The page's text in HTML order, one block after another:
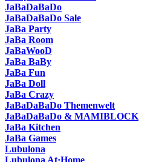
JaBaDaBaDo
JaBaDaBaDo Sale
JaBa Party
JaBa Room
JaBaWooD
JaBa BaBy
JaBa Fun
JaBa Doll
JaBa Crazy
JaBaDaBaDo Themenwelt
JaBaDaBaDo & MAMIBLOCK
JaBa Kitchen
JaBa Games
Lubulona
Lubulona At·Home